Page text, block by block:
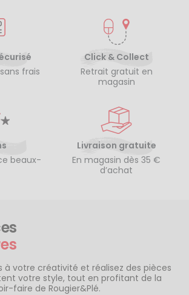
frais
Click & Collect
Retrait gratuit en
magasin
beaux-
Livraison gratuite
En magasin dès 35 €
d’achat
à votre créativité et réalisez des pièces
votre style, tout en profitant de la
faire de Rougier&Plé.